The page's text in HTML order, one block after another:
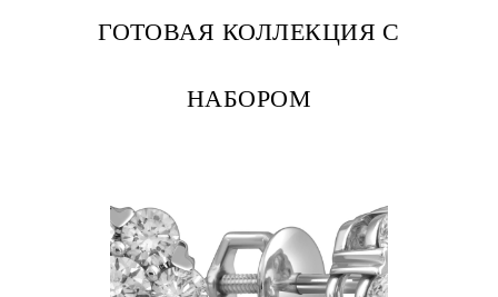
ГОТОВАЯ КОЛЛЕКЦИЯ С
НАБОРОМ